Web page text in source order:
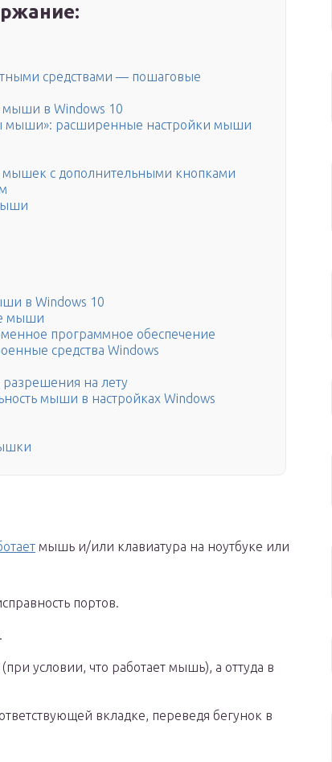
средствами — пошаговые
в Windows 10
мыши»: расширенные настройки мыши
с дополнительными кнопками
в Windows 10
мыши
программное обеспечение
средства Windows
разрешения на лету
мыши в настройках Windows
мышь и/или клавиатура на ноутбуке или
портов.
условии, что работает мышь), а оттуда в
вкладке, переведя бегунок в